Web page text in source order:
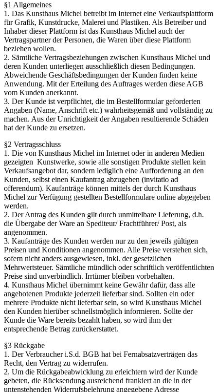
§1 Allgemeines
1. Das Kunsthaus Michel betreibt im Internet eine Verkaufsplattform
für Grafik, Kunstdrucke, Malerei und Plastiken. Als Betreiber und
Inhaber dieser Plattform ist das Kunsthaus Michel auch der
Vertragspartner der Personen, die Waren über diese Plattform
beziehen wollen.
2. Sämtliche Vertragsbeziehungen zwischen Kunsthaus Michel und
deren Kunden unterliegen ausschließlich diesen Bedingungen.
Abweichende Geschäftsbedingungen der Kunden finden keine
Anwendung. Mit der Erteilung des Auftrages werden diese AGB
vom Kunden anerkannt.
3. Der Kunde ist verpflichtet, die im Bestellformular geforderten
Angaben (Name, Anschrift etc.) wahrheitsgemäß und vollständig zu
machen. Aus der Unrichtigkeit der Angaben resultierende Schäden
hat der Kunde zu ersetzen.
§2 Vertragsschluss
1. Die von Kunsthaus Michel im Internet oder in anderen Medien
gezeigten Kunstwerke, sowie alle sonstigen Produkte stellen kein
Verkaufsangebot dar, sondern lediglich eine Aufforderung an den
Kunden, selbst einen Kaufantrag abzugeben (invitatio ad
offerendum). Kaufanträge können mittels der durch Kunsthaus
Michel zur Verfügung gestellten Bestellformulare online abgegeben
werden.
2. Der Antrag des Kunden gilt durch unmittelbare Lieferung, d.h.
die Übergabe der Ware an Spediteur/ Frachtführer/ Post, als
angenommen.
3. Kaufanträge des Kunden werden nur zu den jeweils gültigen
Preisen und Konditionen angenommen. Alle Preise verstehen sich,
sofern nicht anders ausgewiesen, inkl. der gesetzlichen
Mehrwertsteuer. Sämtliche mündlich oder schriftlich veröffentlichten
Preise sind unverbindlich. Irrtümer bleiben vorbehalten.
4. Kunsthaus Michel übernimmt keine Gewähr dafür, dass alle
angebotenen Produkte jederzeit lieferbar sind. Sollten ein oder
mehrere Produkte nicht lieferbar sein, so wird Kunsthaus Michel
den Kunden hierüber schnellstmöglich informieren. Sollte der
Kunde die Ware bereits bezahlt haben, so wird ihm der
entsprechende Betrag zurückerstattet.
§3 Rückgabe
1. Der Verbraucher i.S.d. BGB hat bei Fernabsatzverträgen das
Recht, den Vertrag zu widerrufen.
2. Um die Rückgabeabwicklung zu erleichtern wird der Kunde
gebeten, die Rücksendung ausreichend frankiert an die in der
untenstehenden Widerrufsbelehrung angegebene Adresse